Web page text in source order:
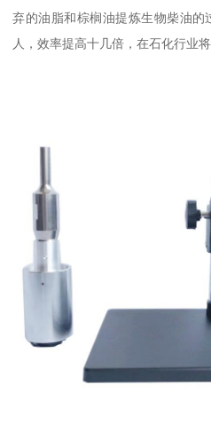
弃的油脂和棕榈油提炼生物柴油
人，效率提高十几倍，在石化行业